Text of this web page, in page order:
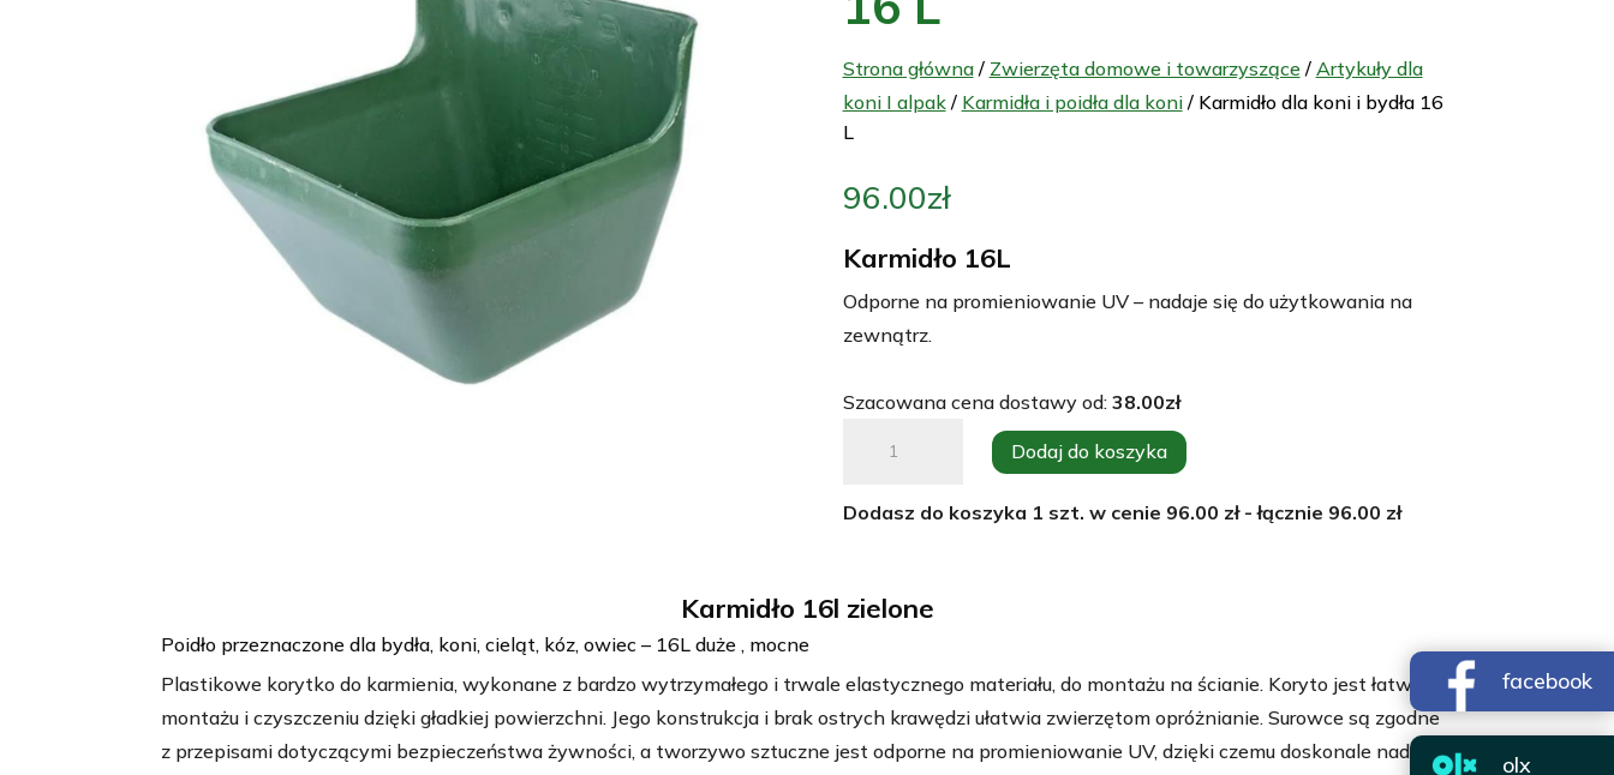
Strona główna/ Zwierzęta domowe i towarzyszące/ Artykuły dla
koni I alpak/ Karmidła i poidła dla koni/ Karmidło dla koni i bydła 16
L
96.00zł
Karmidło 16L
Odporne na promieniowanie UV – nadaje się do użytkowania na
zewnątrz.
Szacowana cena dostawy od: 38.00zł
bydła
Dodaj do koszyka
Dodasz do koszyka 1 szt. w cenie 96.00 zł - łącznie 96.00 zł
Karmidło 16l zielone
Poidło przeznaczone dla bydła, koni, cieląt, kóz, owiec – 16L duże , mocne
Plastikowe korytko do karmienia, wykonane z bardzo wytrzymałego i trwale elastycznego materiału, do montażu na ścianie. Koryto jest łatwe w
montażu i czyszczeniu dzięki gładkiej powierzchni. Jego konstrukcja i brak ostrych krawędzi ułatwia zwierzętom opróżnianie. Surowce są zgodne
z przepisami dotyczącymi bezpieczeństwa żywności, a tworzywo sztuczne jest odporne na promieniowanie UV, dzięki czemu doskonale nadaje
facebook
olx